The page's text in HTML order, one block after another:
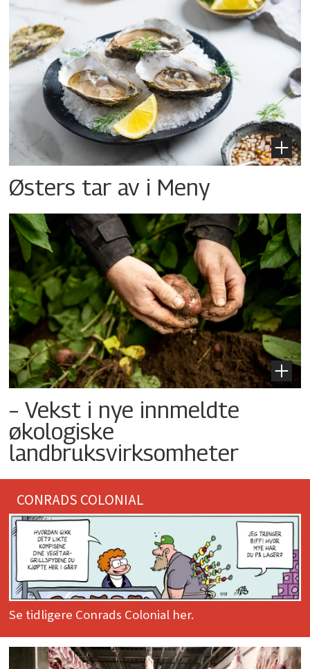
Østers tar av i Meny
– Vekst i nye innmeldte
økologiske
landbruksvirksomheter
CONRADS COLONIAL
Se tidligere Conrads Colonial her.